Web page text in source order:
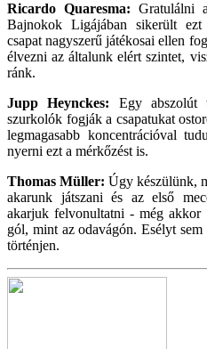
Ricardo Quaresma:Gratulálni
Bajnokok Ligájában sikerült
csapat nagyszerű játékosai ellen
élvezni az általunk elért szintet,
ránk.
Jupp Heynckes: Egy abszolút
szurkolók fogják a csapatukat
legmagasabb koncentrációval
nyerni ezt a mérkőzést is.
Thomas Müller: Úgy készülünk,
akarunk játszani és az első
akarjuk felvonultatni - még akkor
gól, mint az odavágón. Esélyt
történjen.